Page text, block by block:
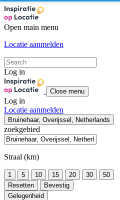
Open main menu
Locatie aanmelden
Log in
Close menu
Log in
Locatie aanmelden
Bruinehaar, Overijssel, Netherlands
zoekgebied
Straal (km)
1 5 10 15 20 30
50
Resetten
Bevestig
Gelegenheid